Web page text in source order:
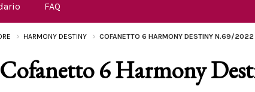
FAQ
HARMONY DESTINY COFANETTO 6 HARMONY DESTINY N.69/2022
Cofanetto 6 Harmony